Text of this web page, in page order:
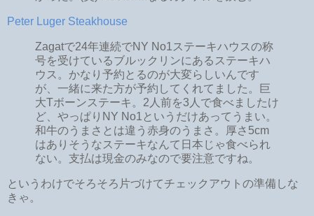
Peter Luger Steakhouse
Zagatで24年連続でNY No1ステーキハウスの称
号を受けているブルックリンにあるステーキハ
ウス。かなり予約とるのが大変らしいんです
が、一緒に来た方が予約してくれてました。巨
大Tボーンステーキ。2人前を3人で食べましたけ
ど、やっぱりNY No1というだけあってうまい。
和牛のうまさとは違う赤身のうまさ。厚さ5cm
はありそうなステーキなんて日本じゃ食べられ
ない。支払は現金のみなので要注意ですね。
というわけでそろそろ片づけてチェックアウトの準備しな
きゃ。